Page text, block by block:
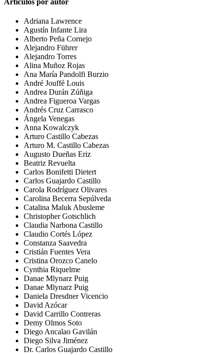
Artículos por autor
Adriana Lawrence
Agustín Infante Lira
Alberto Peña Cornejo
Alejandro Führer
Alejandro Torres
Alina Muñoz Rojas
Ana María Pandolfi Burzio
André Jouffé Louis
Andrea Durán Zúñiga
Andrea Figueroa Vargas
Andrés Cruz Carrasco
Ángela Venegas
Anna Kowalczyk
Arturo Castillo Cabezas
Arturo M. Castillo Cabezas
Augusto Dueñas Eriz
Beatriz Revuelta
Carlos Bonifetti Dietert
Carlos Guajardo Castillo
Carola Rodríguez Olivares
Carolina Becerra Sepúlveda
Catalina Maluk Abusleme
Christopher Gotschlich
Claudia Narbona Castillo
Claudio Cortés López
Constanza Saavedra
Cristián Fuentes Vera
Cristina Orozco Canelo
Cynthia Riquelme
Danae Mlynarz Puig
Danae Mlynarz Puig
Daniela Dresdner Vicencio
David Azócar
David Carrillo Contreras
Demy Olmos Soto
Diego Ancalao Gavilán
Diego Silva Jiménez
Dr. Carlos Guajardo Castillo